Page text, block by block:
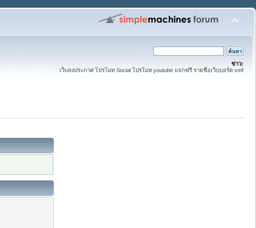
ข่าว:
เว็บลงประกาศ โปรโมท Social โปรโมท youtube แจกฟรี รายชื่อเว็บบอร์ด smf